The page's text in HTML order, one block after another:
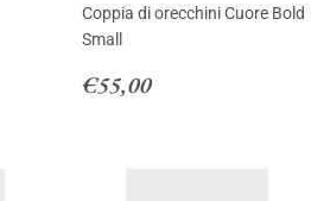
Coppia di orecchini Cuore Bold
Small
Regular
price
€55,00€55,00